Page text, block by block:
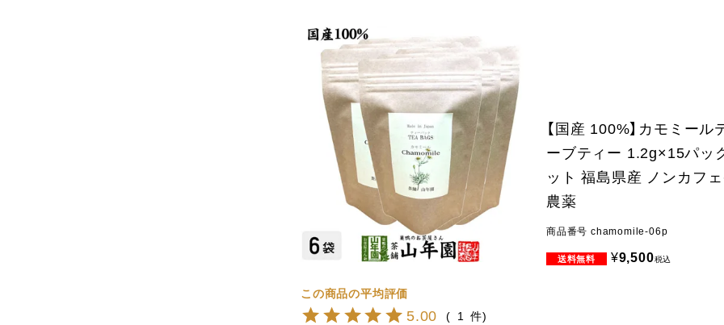
【国産 100%】カモミール
ーブティー 1.2g×15パッ
ット 福島県産 ノンカフ
農薬
商品番号 chamomile-06p
¥9,500税込
5.00 1